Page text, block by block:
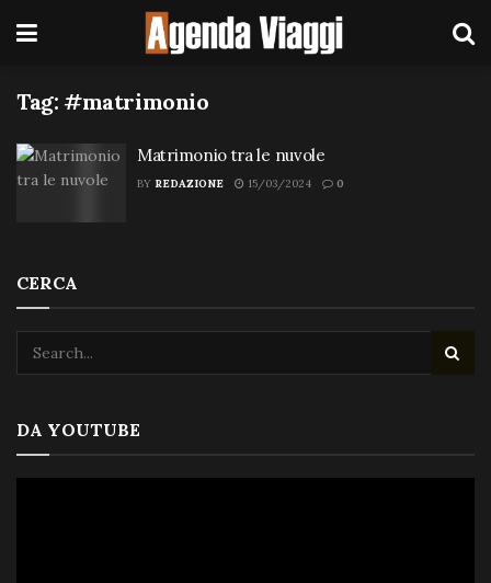
Tag: #matrimonio
Matrimonio tra le nuvole
BY REDAZIONE 15/03/2024 0
CERCA
DA YOUTUBE